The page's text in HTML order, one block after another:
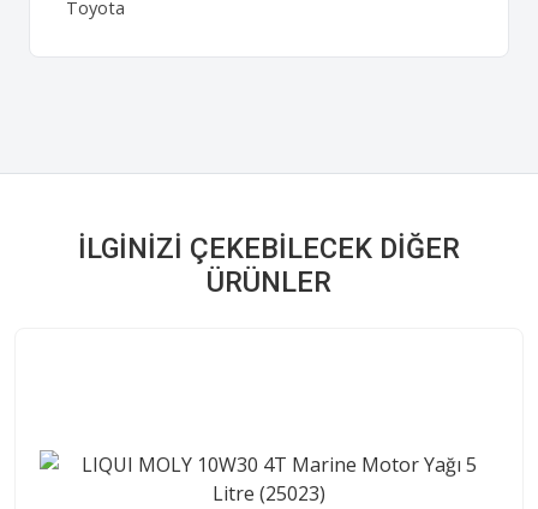
Toyota
İLGINIZI ÇEKEBILECEK DIĞER
ÜRÜNLER